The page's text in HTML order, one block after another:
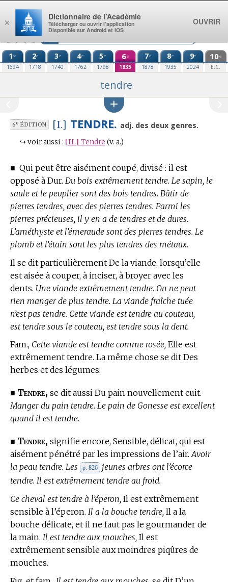
Aller au contenu
1re
1694
2e
1718
3e
1740
4e
1762
5e
1798
6e
1835
7e
1878
8e
1935
9e
2024
10e
E.C.
tendre
6eÉDITION [I.] TENDRE. adj. des deux genres.
↪ voir aussi : [II.] Tendre (v. a.)
■ Qui peut être aisément coupé, divisé : il est
opposé à Dur. Du bois extrêmement tendre. Le sapin, le
saule et le peuplier sont des bois tendres. Bâtir de
pierres tendres, avec des pierres tendres. Parmi les
pierres précieuses, il y en a de tendres et de dures.
L’améthyste et l’émeraude sont des pierres tendres. Le
plomb et l’étain sont les plus tendres des métaux.
Il se dit particulièrement De la viande, lorsqu’elle
est aisée à couper, à inciser, à broyer avec les
dents. Une viande extrêmement tendre. On ne peut
rien manger de plus tendre. La viande fraîche tuée
n’est pas tendre. Cette viande est tendre au couteau,
est tendre sous le couteau, est tendre sous la dent.
Fam., Cette viande est tendre comme rosée, Elle est
extrêmement tendre. La même chose se dit Des
herbes et des légumes.
■ Tendre, se dit aussi Du pain nouvellement cuit.
Manger du pain tendre. Le pain de Gonesse est excellent
quand il est tendre.
■ Tendre, signifie encore, Sensible, délicat, qui est
aisément pénétré par les impressions de l’air.Avoir
la peau tendre. Les
p. 826
jeunes arbres ont l’écorce
tendre. Il est extrêmement tendre au froid.
Ce cheval est tendre à l’éperon, Il est extrêmement
sensible à l’éperon. Il a la bouche tendre, Il a la
bouche délicate, et il ne faut pas le gourmander de
la main. Il est tendre aux mouches, Il est
extrêmement sensible aux moindres piqûres de
mouches.
×
Dictionnaire de l’Académie
Télécharger ou ouvrir l’application
Disponible sur Android et iOS
OUVRIR